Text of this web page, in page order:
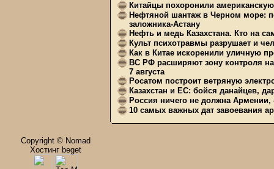
Китайцы похоронили
Нефтяной шантаж в Черном море:
заложника-Астану
Нефть и медь Казахстана. Кто на
Культ психотравмы разрушает и
Как в Китае искоренили уличную
ВС РФ расширяют зону контроля на
7 августа
Росатом построит ветряную
Казахстан и ЕС: бойся данайцев,
Россия ничего не должна Армении,
10 самых важных дат завоевания
Copyright © Nomad
Хостинг beget